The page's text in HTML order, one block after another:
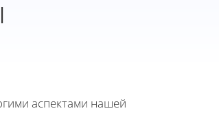
аспектами нашей